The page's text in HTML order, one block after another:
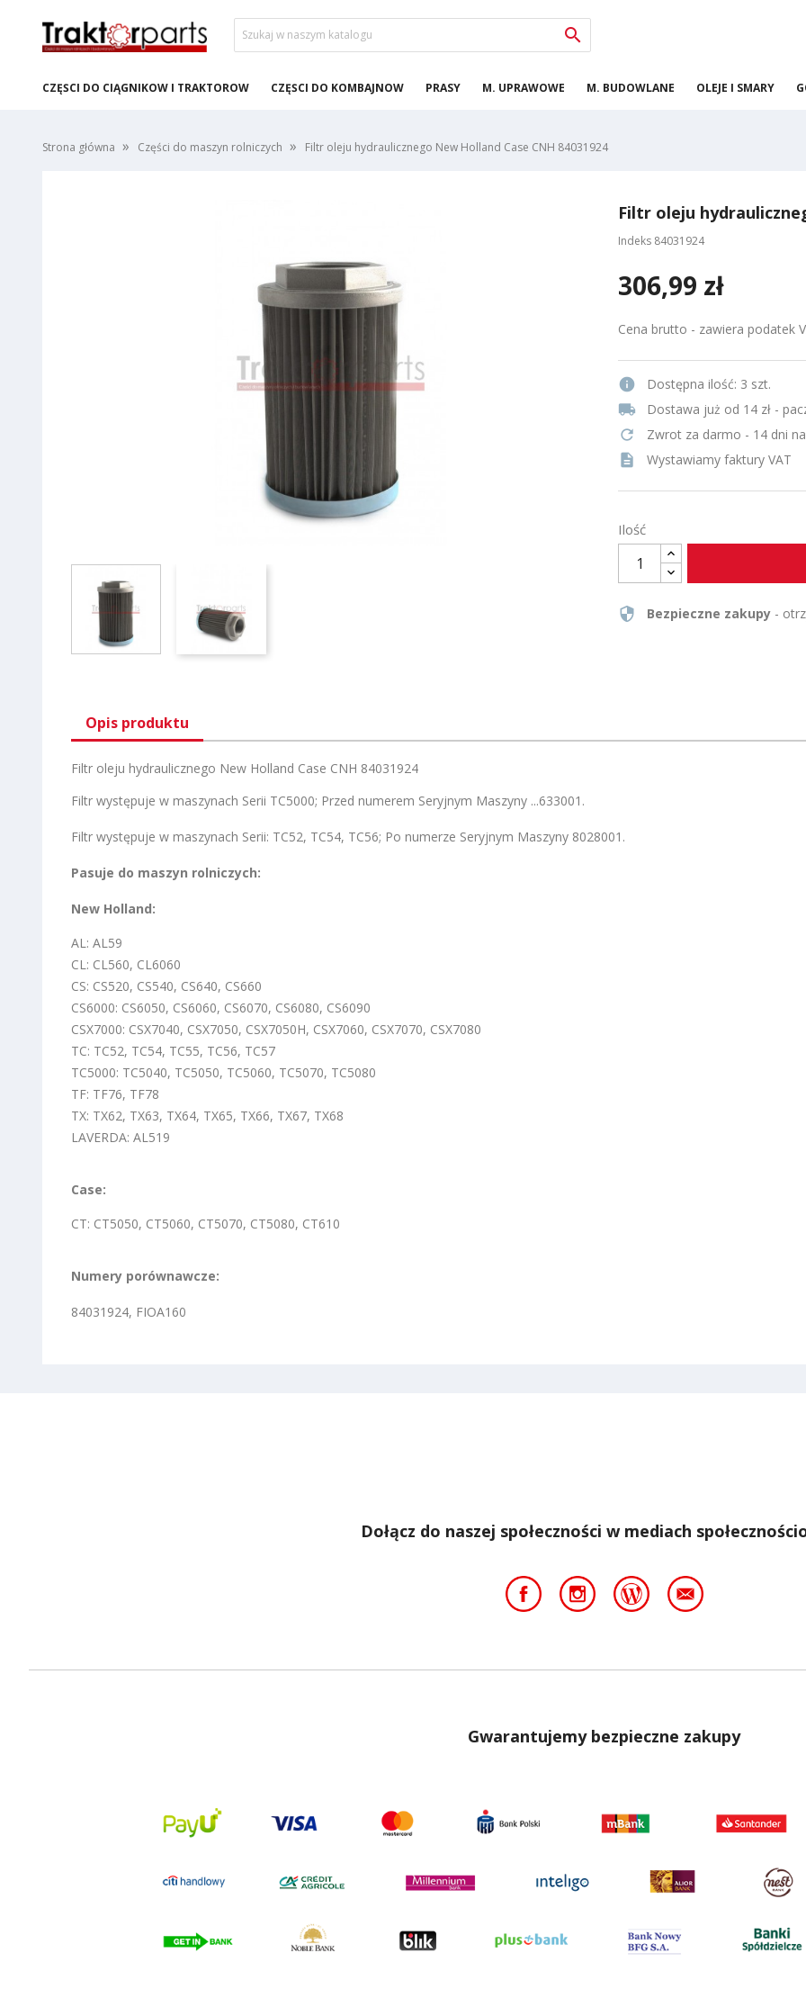

CZĘŚCI DO CIĄGNIKÓW I TRAKTORÓW CZĘŚCI DO KOMBAJNÓW PRASY M. UPRAWOWE M. BUDOWLANE OLEJE I SMARY
Strona główna Części do maszyn rolniczych Filtr oleju hydraulicznego New Holland Case CNH 84031924
Filtr oleju
Indeks 84031924
306,99 zł
Cena brutto - zawiera podatek
info Dostępna ilość: 3 szt.
local_shipping Dostawa już od 14 zł -
refresh Zwrot za darmo - 14 dni
description Wystawiamy faktury VAT
Ilość
security Bezpieczne zakupy -
Opis produktu
Filtr oleju hydraulicznego New Holland Case CNH 84031924
Filtr występuje w maszynach Serii TC5000; Przed numerem Seryjnym Maszyny ...633001.
Filtr występuje w maszynach Serii: TC52, TC54, TC56; Po numerze Seryjnym Maszyny 8028001.
Pasuje do maszyn rolniczych:
New Holland:
AL: AL59
CL: CL560, CL6060
CS: CS520, CS540, CS640, CS660
CS6000: CS6050, CS6060, CS6070, CS6080, CS6090
CSX7000: CSX7040, CSX7050, CSX7050H, CSX7060, CSX7070, CSX7080
TC: TC52, TC54, TC55, TC56, TC57
TC5000: TC5040, TC5050, TC5060, TC5070, TC5080
TF: TF76, TF78
TX: TX62, TX63, TX64, TX65, TX66, TX67, TX68
LAVERDA: AL519
Case:
CT: CT5050, CT5060, CT5070, CT5080, CT610
Numery porównawcze:
84031924, FIOA160
Dołącz do naszej społeczności w mediach
Gwarantujemy bezpieczne zakupy